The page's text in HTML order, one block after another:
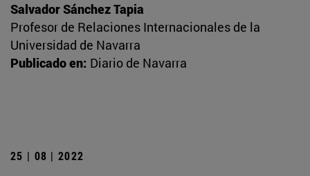
Salvador Sánchez Tapia
Profesor de Relaciones Internacionales de la
Universidad de Navarra
Publicado en: Diario de Navarra
25 | 08 | 2022